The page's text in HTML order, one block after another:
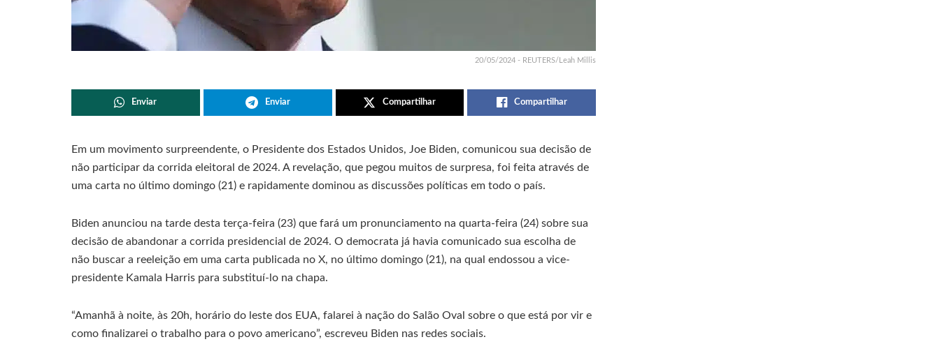
20/05/2024 - REUTERS/Leah Millis
Enviar Enviar Compartilhar Compartilhar
Em um movimento surpreendente, o Presidente dos Estados Unidos, Joe Biden, comunicou sua decisão de
não participar da corrida eleitoral de 2024. A revelação, que pegou muitos de surpresa, foi feita através de
uma carta no último domingo (21) e rapidamente dominou as discussões políticas em todo o país.
Biden anunciou na tarde desta terça-feira (23) que fará um pronunciamento na quarta-feira (24) sobre sua
decisão de abandonar a corrida presidencial de 2024. O democrata já havia comunicado sua escolha de
não buscar a reeleição em uma carta publicada no X, no último domingo (21), na qual endossou a vice-
presidente Kamala Harris para substituí-lo na chapa.
“Amanhã à noite, às 20h, horário do leste dos EUA, falarei à nação do Salão Oval sobre o que está por vir e
como finalizarei o trabalho para o povo americano”, escreveu Biden nas redes sociais.